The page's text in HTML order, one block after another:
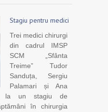
Stagiu pentru medici
Trei medici chirurgi
din cadrul IMSP
SCM „Sfânta
Treime” Tudor
Sanduța, Sergiu
Palamari și Ana
la un stagiu de
în chirurgia